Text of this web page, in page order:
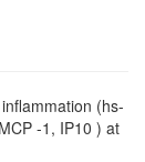
(hs-
-1, IP10 ) at